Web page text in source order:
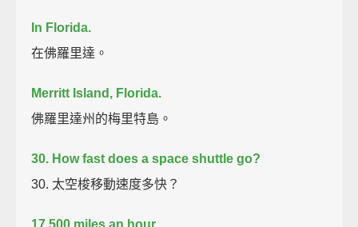
In Florida.
在佛羅里達。
Merritt Island, Florida.
佛羅里達州的梅里特島。
30. How fast does a space shuttle go?
30. 太空梭移動速度多快？
17,500 miles an hour.